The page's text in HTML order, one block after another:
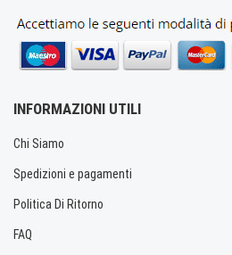
INFORMAZIONI UTILI
Chi Siamo
Spedizioni e pagamenti
Politica Di Ritorno
FAQ